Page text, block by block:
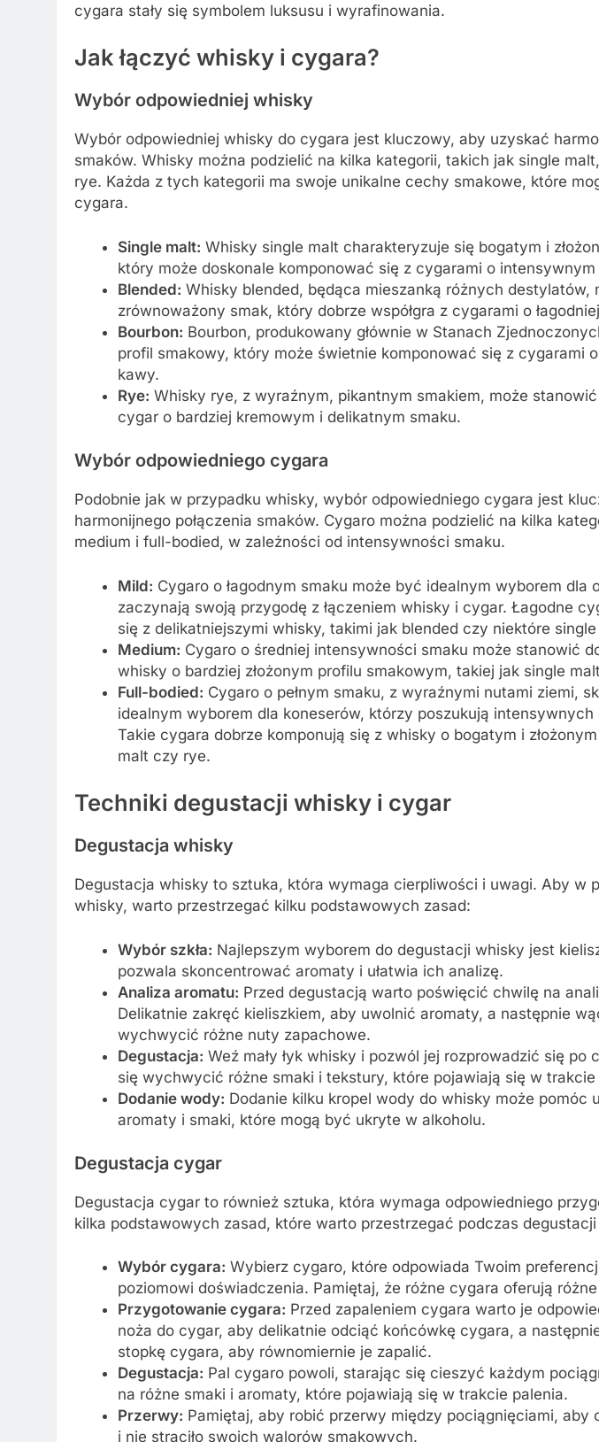
cygara stały się symbolem luksusu i wyrafinowania.
Jak łączyć whisky i cygara?
Wybór odpowiedniej whisky
Wybór odpowiedniej whisky do cygara jest kluczowy, aby uzyskać
smaków. Whisky można podzielić na kilka kategorii, takich jak single
rye. Każda z tych kategorii ma swoje unikalne cechy smakowe, które
cygara.
Single malt: Whisky single malt charakteryzuje się bogatym i
który może doskonale komponować się z cygarami o intensywnym
Blended: Whisky blended, będąca mieszanką różnych destylatów,
zrównoważony smak, który dobrze współgra z cygarami o
Bourbon: Bourbon, produkowany głównie w Stanach
profil smakowy, który może świetnie komponować się z cygarami
kawy.
Rye: Whisky rye, z wyraźnym, pikantnym smakiem, może
cygar o bardziej kremowym i delikatnym smaku.
Wybór odpowiedniego cygara
Podobnie jak w przypadku whisky, wybór odpowiedniego cygara jest
harmonijnego połączenia smaków. Cygaro można podzielić na kilka
medium i full-bodied, w zależności od intensywności smaku.
Mild: Cygaro o łagodnym smaku może być idealnym wyborem dla
zaczynają swoją przygodę z łączeniem whisky i cygar. Łagodne
się z delikatniejszymi whisky, takimi jak blended czy niektóre
Medium: Cygaro o średniej intensywności smaku może stanowić
whisky o bardziej złożonym profilu smakowym, takiej jak single
Full-bodied: Cygaro o pełnym smaku, z wyraźnymi nutami ziemi,
idealnym wyborem dla koneserów, którzy poszukują
Takie cygara dobrze komponują się z whisky o bogatym i
malt czy rye.
Techniki degustacji whisky i cygar
Degustacja whisky
Degustacja whisky to sztuka, która wymaga cierpliwości i uwagi. Aby w
whisky, warto przestrzegać kilku podstawowych zasad:
Wybór szkła: Najlepszym wyborem do degustacji whisky jest
pozwala skoncentrować aromaty i ułatwia ich analizę.
Analiza aromatu: Przed degustacją warto poświęcić chwilę na
Delikatnie zakręć kieliszkiem, aby uwolnić aromaty, a następnie
wychwycić różne nuty zapachowe.
Degustacja: Weź mały łyk whisky i pozwól jej rozprowadzić się po
się wychwycić różne smaki i tekstury, które pojawiają się w
Dodanie wody: Dodanie kilku kropel wody do whisky może pomóc
aromaty i smaki, które mogą być ukryte w alkoholu.
Degustacja cygar
Degustacja cygar to również sztuka, która wymaga odpowiedniego
kilka podstawowych zasad, które warto przestrzegać podczas
Wybór cygara: Wybierz cygaro, które odpowiada Twoim
poziomowi doświadczenia. Pamiętaj, że różne cygara oferują
Przygotowanie cygara: Przed zapaleniem cygara warto je
noża do cygar, aby delikatnie odciąć końcówkę cygara, a
stopkę cygara, aby równomiernie je zapalić.
Degustacja: Pal cygaro powoli, starając się cieszyć każdym
na różne smaki i aromaty, które pojawiają się w trakcie palenia.
Przerwy: Pamiętaj, aby robić przerwy między pociągnięciami, aby
i nie straciło swoich walorów smakowych.